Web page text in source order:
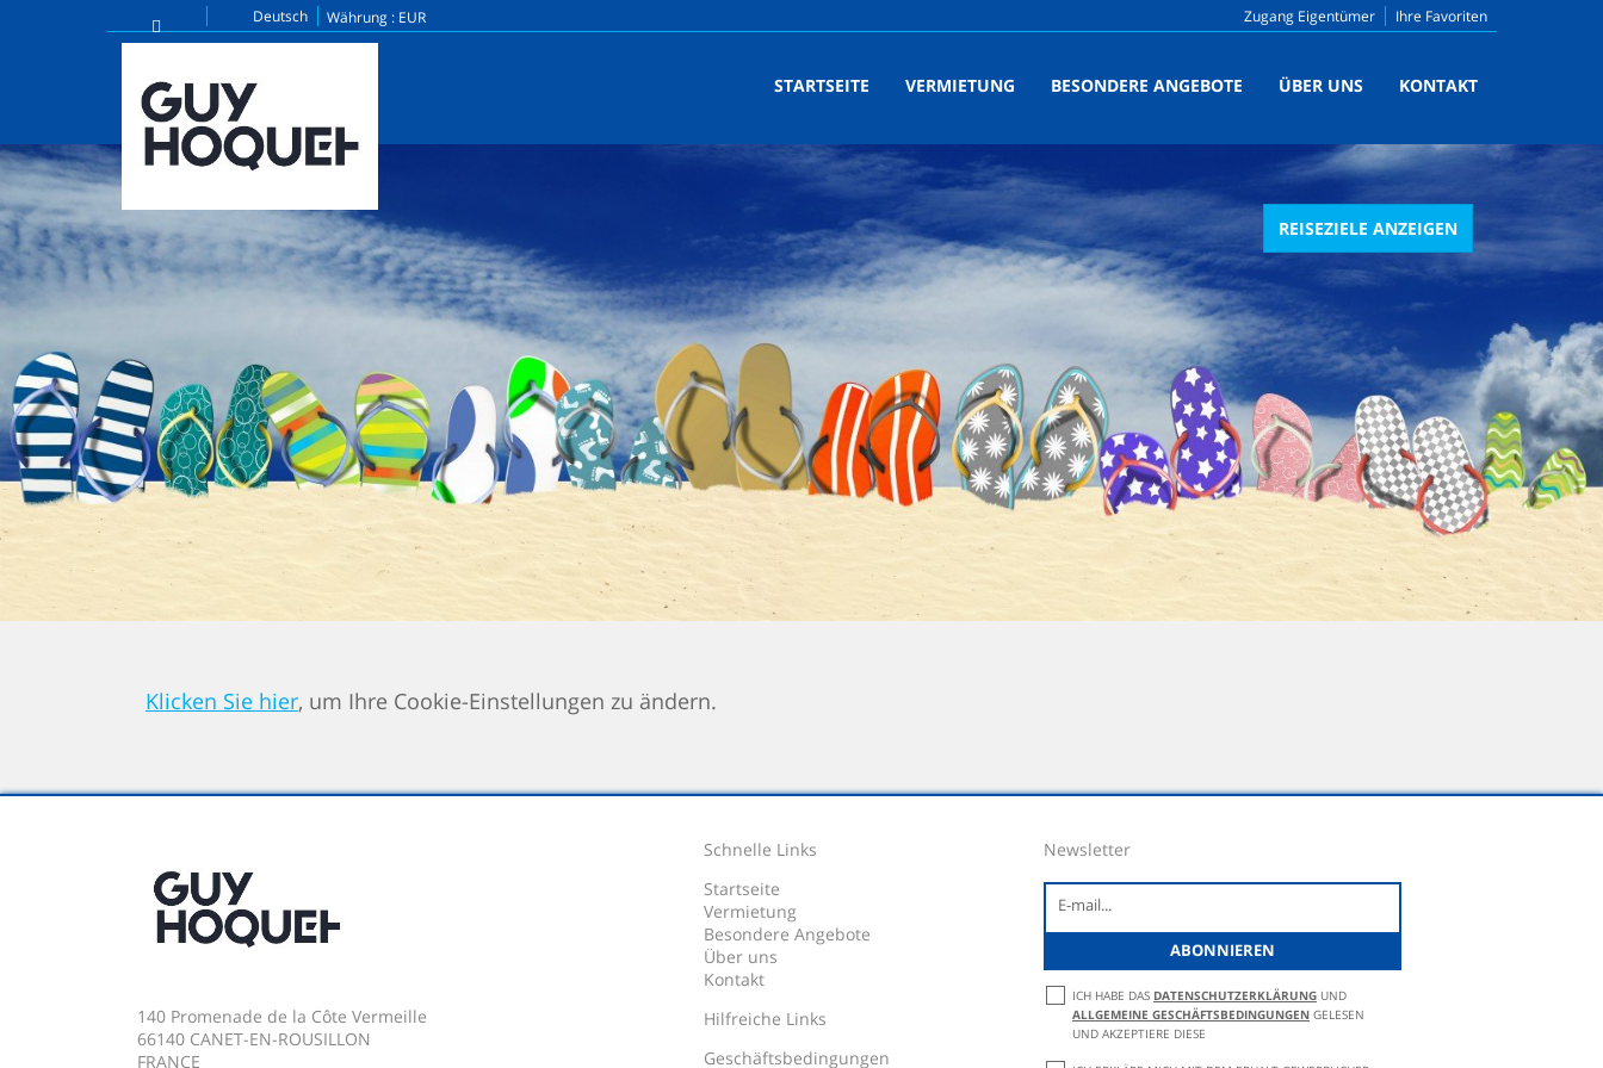
Deutsch Währung : EUR Ihre Favoriten
Zugang Eigentümer
STARTSEITE VERMIETUNG BESONDERE ANGEBOTE ÜBER UNS KONTAKT
REISEZIELE ANZEIGEN
Klicken Sie hier, um Ihre Cookie-Einstellungen zu ändern.
140 Promenade de la Côte Vermeille
66140 CANET-EN-ROUSILLON
FRANCE
Schnelle Links
Startseite
Vermietung
Besondere Angebote
Über uns
Kontakt
Hilfreiche Links
Geschäftsbedingungen
Newsletter
ICH HABE DAS DATENSCHUTZERKLÄRUNG UND
ALLGEMEINE GESCHÄFTSBEDINGUNGEN GELESEN
UND AKZEPTIERE DIESE